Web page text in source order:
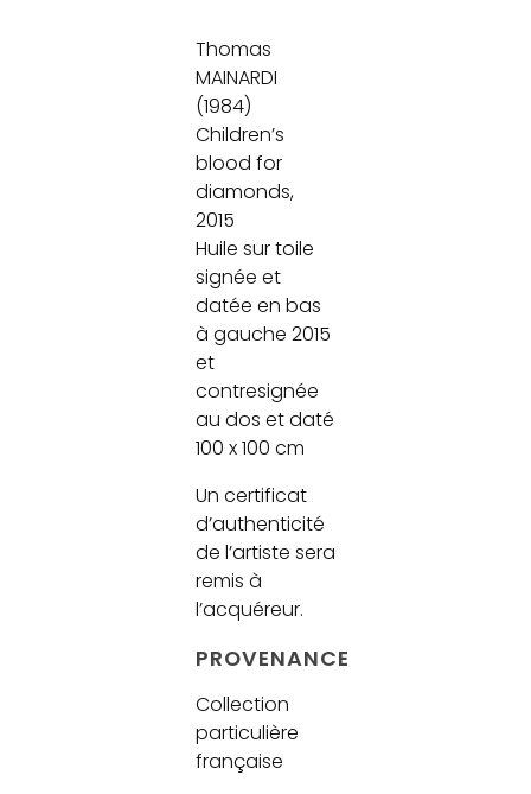
Thomas
MAINARDI
(1984)
Children’s
blood for
diamonds,
2015
Huile sur toile
signée et
datée en bas
à gauche 2015
et
contresignée
au dos et daté
100 x 100 cm
Un certificat
d’authenticité
de l’artiste sera
remis à
l’acquéreur.
PROVENANCE
Collection
particulière
française